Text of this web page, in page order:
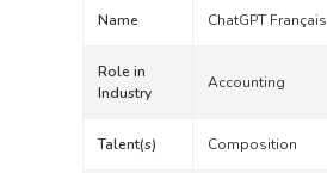
Name ChatGPT Français
Role in
Industry
Accounting
Talent(s) Composition